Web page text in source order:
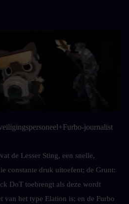
journalist
de Lesser Sting, een snelle,
constante druk uitoefent; de Grunt:
DoT toebrengt als deze wordt
van het type Elation is; en de Furbo